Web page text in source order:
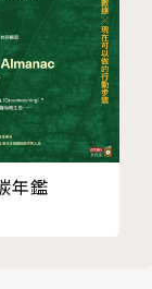
伊利諾大學香
公共經濟學，
從事政治工
府財經政策分
包裝策略。崇
，最喜歡問朋
制和環境時，
Schump
Hayek, 1899
Milton fried
James McGi
年鑑